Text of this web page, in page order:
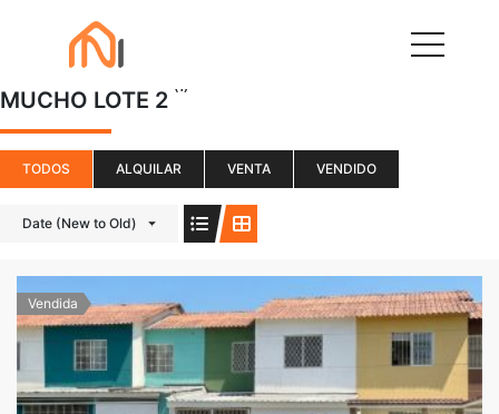
MUCHO LOTE 2 (1)
TODOS ALQUILAR VENTA VENDIDO
Date (New to Old)
Vendida